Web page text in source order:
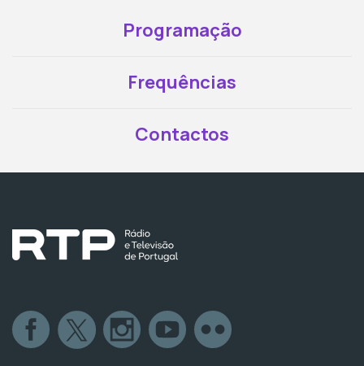
Programação
Frequências
Contactos